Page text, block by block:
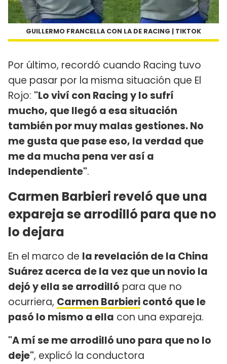
GUILLERMO FRANCELLA CON LA DE RACING | TIKTOK
Por último, recordó cuando Racing tuvo
que pasar por la misma situación que El
Rojo: "Lo viví con Racing y lo sufrí
mucho, que llegó a esa situación
también por muy malas gestiones. No
me gusta que pase eso, la verdad que
me da mucha pena ver así a
Independiente".
Carmen Barbieri reveló que una
expareja se arrodilló para que no
lo dejara
En el marco de la revelación de la China
Suárez acerca de la vez que un novio la
dejó y ella se arrodilló para que no
ocurriera, Carmen Barbiericontó que le
pasó lo mismo a ella con una expareja.
"A mí se me arrodilló uno para que no lo
deje", explicó la conductora